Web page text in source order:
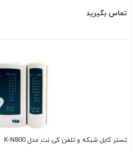
تماس بگیرید
تستر کابل شبکه و تلفن کی نت مدل K-N800